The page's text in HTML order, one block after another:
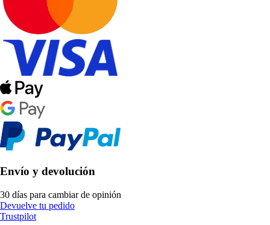
Envío y devolución
30 días para cambiar de opinión
Devuelve tu pedido
Trustpilot